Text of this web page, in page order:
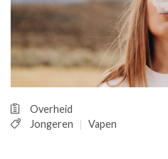
TARIEVEN
MEDISCHE
REGISTRATIE
Overheid
Jongeren
Vapen